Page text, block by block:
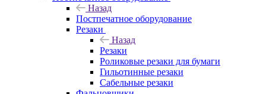
Назад
Постпечатное оборудование
Резаки
Назад
Резаки
Роликовые резаки для бумаги
Гильотинные резаки
Сабельные резаки